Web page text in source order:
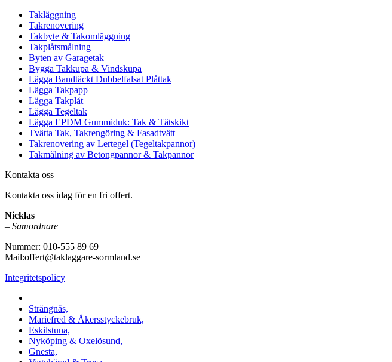
Takläggning
Takrenovering
Takbyte & Takomläggning
Takplåtsmålning
Byten av Garagetak
Bygga Takkupa & Vindskupa
Lägga Bandtäckt Dubbelfalsat Plåttak
Lägga Takpapp
Lägga Takplåt
Lägga Tegeltak
Lägga EPDM Gummiduk: Tak & Tätskikt
Tvätta Tak, Takrengöring & Fasadtvätt
Takrenovering av Lertegel (Tegeltakpannor)
Takmålning av Betongpannor & Takpannor
Kontakta oss
Kontakta oss idag för en fri offert.
Nicklas
– Samordnare
Nummer: 010-555 89 69
Mail:offert@taklaggare-sormland.se
Integritetspolicy
Strängnäs,
Mariefred & Åkersstyckebruk,
Eskilstuna,
Nyköping & Oxelösund,
Gnesta,